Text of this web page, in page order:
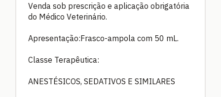
Venda sob prescrição e aplicação obrigatória
do Médico Veterinário.
Apresentação:Frasco-ampola com 50 mL.
Classe Terapêutica:
ANESTÉSICOS, SEDATIVOS E SIMILARES